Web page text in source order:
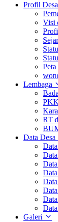
Profil Desa
Visi
Peta
Lembaga
RT
Data Desa
Galeri